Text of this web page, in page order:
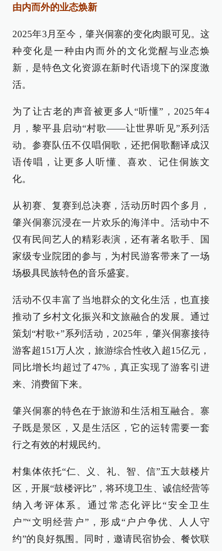
由内而外的业态焕新
2025年3月至今，肇兴侗寨的变化肉眼可见。这
种变化是一种由内而外的文化觉醒与业态焕
新，是特色文化资源在新时代语境下的深度激
活。
为了让古老的声音被更多人“听懂”，2025年4
月，黎平县启动“村歌——让世界听见”系列活
动。参赛队伍不仅唱侗歌，还把侗歌翻译成汉
语传唱，让更多人听懂、喜欢、记住侗族文
化。
从初赛、复赛到总决赛，活动历时四个多月，
肇兴侗寨沉浸在一片欢乐的海洋中。活动中不
仅有民间艺人的精彩表演，还有著名歌手、国
家级专业院团的参与，为村民游客带来了一场
场极具民族特色的音乐盛宴。
活动不仅丰富了当地群众的文化生活，也直接
推动了乡村文化振兴和文旅融合的发展。通过
策划“村歌+”系列活动，2025年，肇兴侗寨接待
游客超151万人次，旅游综合性收入超15亿元，
同比增长均超过了47%，真正实现了游客引进
来、消费留下来。
肇兴侗寨的特色在于旅游和生活相互融合。寨
子既是景区，又是生活区，它的运转需要一套
行之有效的村规民约。
村集体依托“仁、义、礼、智、信”五大鼓楼片
区，开展“鼓楼评比”，将环境卫生、诚信经营等
纳入考评体系。通过常态化评比“安全卫生
户”“文明经营户”，形成“户户争优、人人守
约”的良好氛围。同时，邀请民宿协会、餐饮联